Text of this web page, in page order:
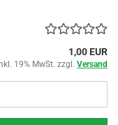
1,00 EUR
19% MwSt. zzgl. Versand